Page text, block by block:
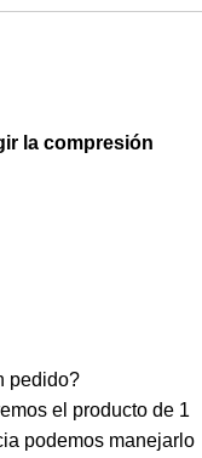
la compresión
pedido?
el producto de 1
podemos manejarlo